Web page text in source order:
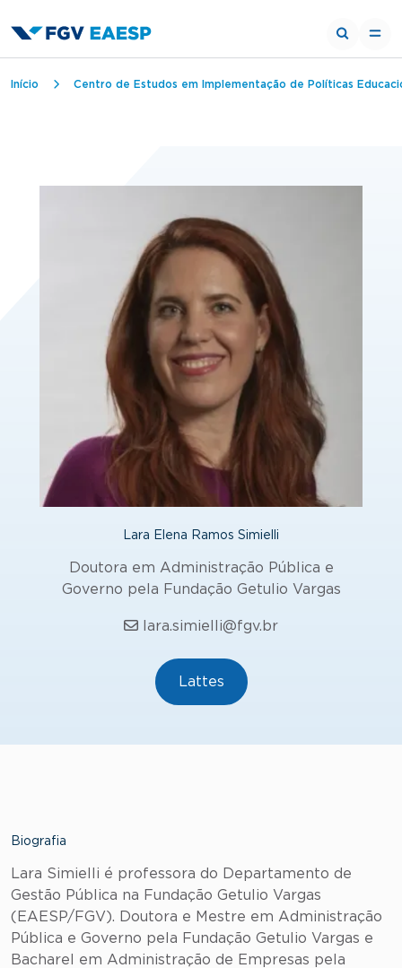
Trilha de navegação
Início Centro de Estudos em Implementação de Políticas
Lara Elena Ramos Simielli
Doutora em Administração Pública e
Governo pela Fundação Getulio Vargas
lara.simielli@fgv.br
Lattes
Biografia
Lara Simielli é professora do Departamento de
Gestão Pública na Fundação Getulio Vargas
(EAESP/FGV). Doutora e Mestre em Administração
Pública e Governo pela Fundação Getulio Vargas e
Bacharel em Administração de Empresas pela